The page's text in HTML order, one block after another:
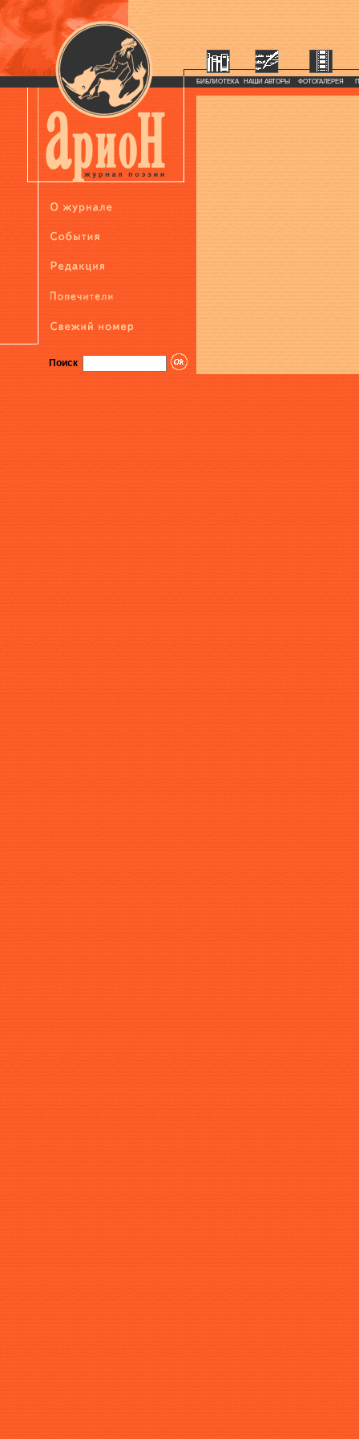
Поиск
БИБЛИОТЕКА НАШИ АВТОРЫ ФОТОГАЛЕРЕЯ